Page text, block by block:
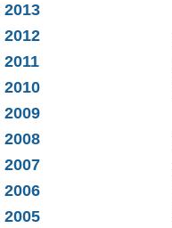
2013
2012
2011
2010
2009
2008
2007
2006
2005